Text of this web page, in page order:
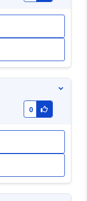
0